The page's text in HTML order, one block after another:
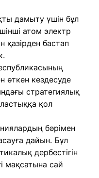
дамыту үшін бұл
атом электр
бастап
өткен кездесуде
стратегиялық
қол
бәрімен
дайын. Бұл
дербестігін
мақсатына сай